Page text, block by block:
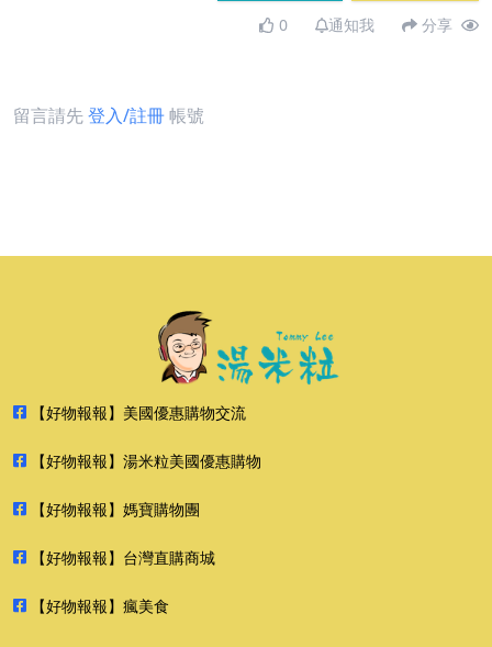
0 通知我 分享
留言請先登入/註冊帳號
【好物報報】美國優惠購物交流
【好物報報】湯米粒美國優惠購物
【好物報報】媽寶購物團
【好物報報】台灣直購商城
【好物報報】瘋美食